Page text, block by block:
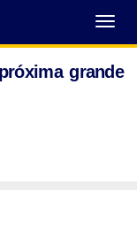
Abrir
Menu
grande